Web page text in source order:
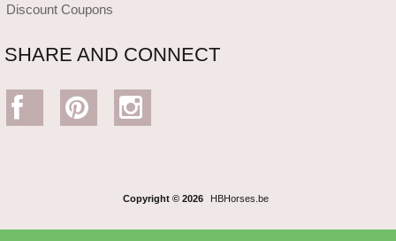
Discount Coupons
SHARE AND CONNECT
Copyright © 2026 HBHorses.be